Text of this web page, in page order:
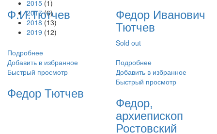
2015 (1)
2017 (6)
2018 (13)
2019 (12)
Ф.И.Тютчев Федор Иванович
Тютчев
Подробнее
Добавить в избранное
Быстрый просмотр
Федор Тютчев
Sold out
Подробнее
Добавить в избранное
Быстрый просмотр
Федор,
архиепископ
Ростовский